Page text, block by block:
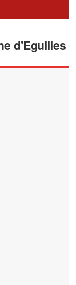
d'Eguilles